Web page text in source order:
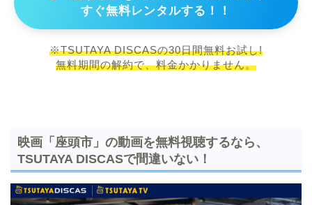
すぐ無料レンタルする！！
※TSUTAYA DISCASの30日間無料お試し!
無料期間の解約で、料金かかりません。
映画「座頭市」の動画を無料視聴するなら、
TSUTAYA DISCASで間違いない！